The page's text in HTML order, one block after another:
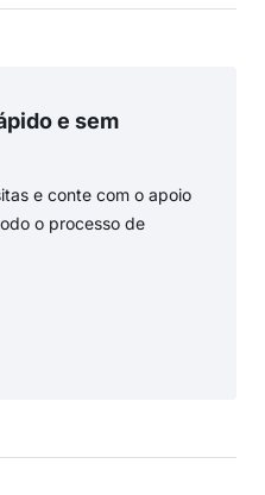
e sem
e conte com o apoio
o processo de